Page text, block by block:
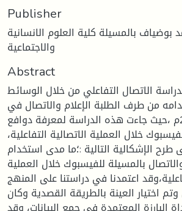
Publisher
بالمسيلة كلية العلوم الانسانية
والاجتماعية
Abstract
الاتصال التفاعلي من خلال الوسائط
من طرف الطلبة الإعلام والاتصال في
فترة 2020 /2021م ،حيث جاءت هذه الدراسة لمعرفة دوافع
خلال العملية الاتصالية التفاعلية،
طرح الإشكالية التالية :؛ما مدى استخدام
بالمسيلة للفيسبوك خلال العملية
اعتمدنا في دراستنا على المنهج
اختيار العينة بالطريقة القصدية وكان